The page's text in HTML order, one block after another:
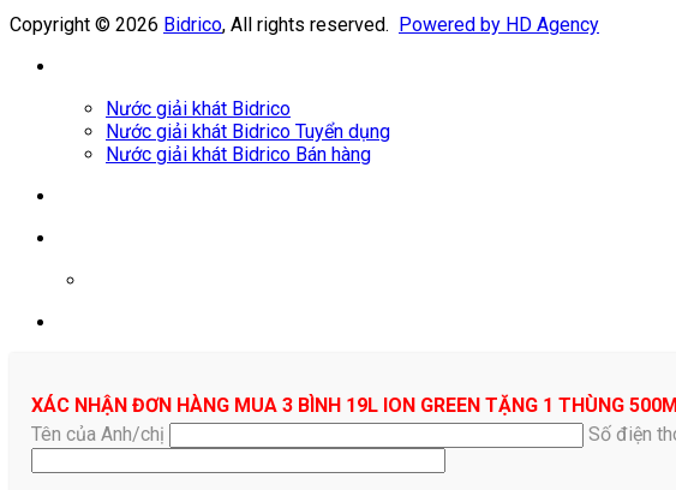
Copyright © 2026 Bidrico, All rights reserved. Powered by HD Agency
Nước giải khát Bidrico
Nước giải khát Bidrico Tuyển dụng
Nước giải khát Bidrico Bán hàng
XÁC NHẬN ĐƠN HÀNG MUA 3 BÌNH 19L ION GREEN TẶNG 1 THÙNG
Tên của Anh/chị
Số điện